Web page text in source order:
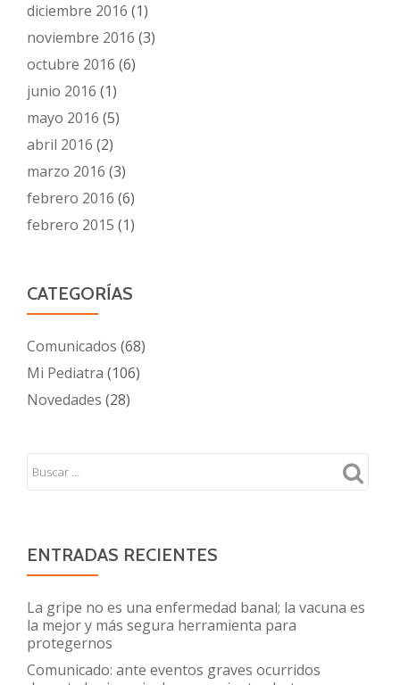
diciembre 2016 (1)
noviembre 2016 (3)
octubre 2016 (6)
junio 2016 (1)
mayo 2016 (5)
abril 2016 (2)
marzo 2016 (3)
febrero 2016 (6)
febrero 2015 (1)
CATEGORÍAS
Comunicados (68)
Mi Pediatra (106)
Novedades (28)
ENTRADAS RECIENTES
La gripe no es una enfermedad banal; la vacuna es
la mejor y más segura herramienta para
protegernos
Comunicado: ante eventos graves ocurridos